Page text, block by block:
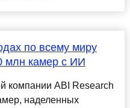
по всему миру
млн камер с ИИ
компании ABI Research
наделенных